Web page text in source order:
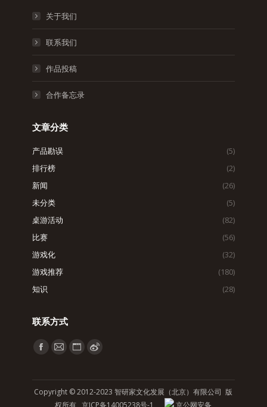
关于我们
联系我们
作品投稿
合作备忘录
文章分类
产品勘误
(5)
排行榜
(2)
新闻
(26)
未分类
(5)
桌游活动
(82)
比赛
(56)
游戏化
(32)
游戏推荐
(180)
知识
(28)
联系方式
找到我们：
Facebook
in
Mail
in
WebsiteWeibo
in
Copyright © 2012-2023 智研家文化发展（北京）有限公司 版
权所有京ICP备14005238号-1 京公网安备